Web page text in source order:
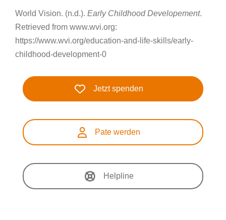
World Vision. (n.d.). Early Childhood Developement.
Retrieved from www.wvi.org:
https://www.wvi.org/education-and-life-skills/early-
childhood-development-0
Jetzt spenden
Pate werden
Helpline